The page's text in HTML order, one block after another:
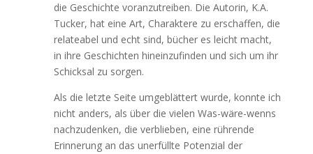
die Geschichte voranzutreiben. Die Autorin, K.A.
Tucker, hat eine Art, Charaktere zu erschaffen, die
relateabel und echt sind, bücher es leicht macht,
in ihre Geschichten hineinzufinden und sich um ihr
Schicksal zu sorgen.
Als die letzte Seite umgeblättert wurde, konnte ich
nicht anders, als über die vielen Was-wäre-wenns
nachzudenken, die verblieben, eine rührende
Erinnerung an das unerfüllte Potenzial der